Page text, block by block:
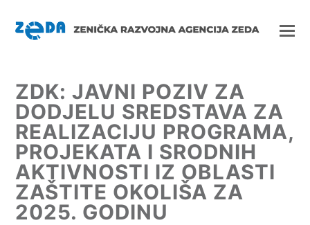
ZDK: JAVNI POZIV ZA
DODJELU SREDSTAVA ZA
REALIZACIJU PROGRAMA,
PROJEKATA I SRODNIH
AKTIVNOSTI IZ OBLASTI
ZAŠTITE OKOLIŠA ZA
2025. GODINU